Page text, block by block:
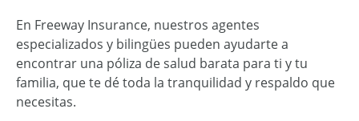
En Freeway Insurance, nuestros agentes
especializados y bilingües pueden ayudarte a
encontrar una póliza de salud barata para ti y tu
familia, que te dé toda la tranquilidad y respaldo que
necesitas.